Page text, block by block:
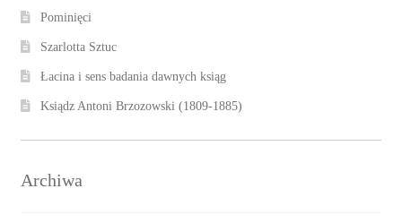
Pominięci
Szarlotta Sztuc
Łacina i sens badania dawnych ksiąg
Ksiądz Antoni Brzozowski (1809-1885)
Archiwa